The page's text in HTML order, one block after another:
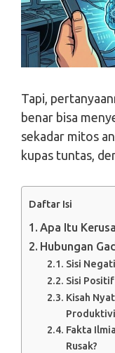
Tapi,
benar bisa
sekadar mitos
kupas tuntas,
Daftar Isi
Apa Itu
Hubungan
Sisi
Sisi
Kisah
Fakta
Rusak?